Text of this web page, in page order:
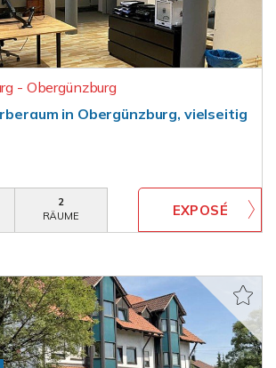
- Obergünzburg
in Obergünzburg, vielseitig
2
RÄUME